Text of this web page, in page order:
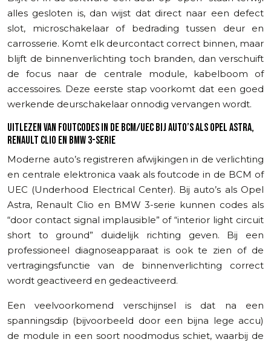
alles gesloten is, dan wijst dat direct naar een defect
slot, microschakelaar of bedrading tussen deur en
carrosserie. Komt elk deurcontact correct binnen, maar
blijft de binnenverlichting toch branden, dan verschuift
de focus naar de centrale module, kabelboom of
accessoires. Deze eerste stap voorkomt dat een goed
werkende deurschakelaar onnodig vervangen wordt.
UITLEZEN VAN FOUTCODES IN DE BCM/UEC BIJ AUTO’S ALS OPEL ASTRA,
RENAULT CLIO EN BMW 3-SERIE
Moderne auto’s registreren afwijkingen in de verlichting
en centrale elektronica vaak als foutcode in de BCM of
UEC (Underhood Electrical Center). Bij auto’s als Opel
Astra, Renault Clio en BMW 3-serie kunnen codes als
“door contact signal implausible” of “interior light circuit
short to ground” duidelijk richting geven. Bij een
professioneel diagnoseapparaat is ook te zien of de
vertragingsfunctie van de binnenverlichting correct
wordt geactiveerd en gedeactiveerd.
Een veelvoorkomend verschijnsel is dat na een
spanningsdip (bijvoorbeeld door een bijna lege accu)
de module in een soort noodmodus schiet, waarbij de